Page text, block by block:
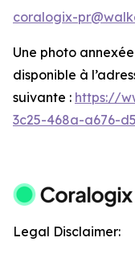
coralogix-
Une photo
disponible à
suivante : https://
3c25-468a-a676-
Legal Disclaimer: